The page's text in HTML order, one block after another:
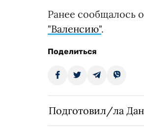
Ранее сообщалось
"Валенсию".
Поделиться
Подготовил/ла